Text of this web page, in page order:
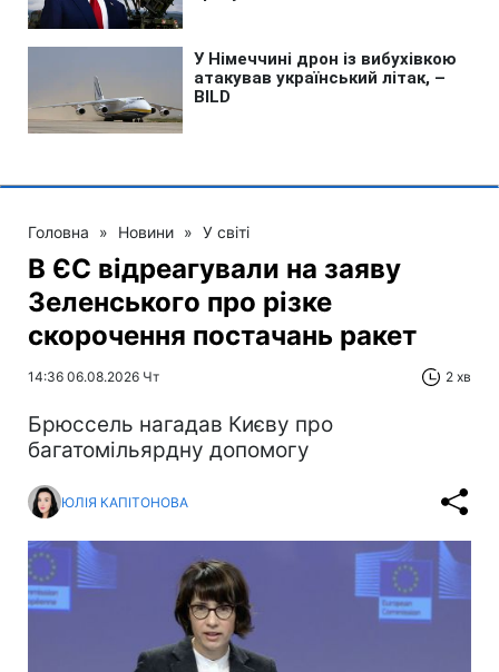
Головна » Новини » У світі
В ЄС відреагували на заяву
Зеленського про різке
скорочення постачань ракет
14:36 06.08.2026 Чт 2 хв
Брюссель нагадав Києву про
багатомільярдну допомогу
ЮЛІЯ КАПІТОНОВА